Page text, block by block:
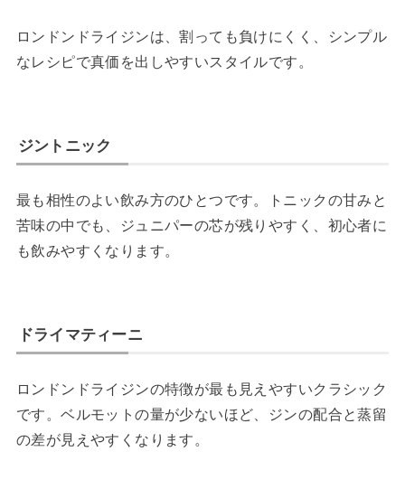
ロンドンドライジンは、割っても負けにくく、シンプル
なレシピで真価を出しやすいスタイルです。
ジントニック
最も相性のよい飲み方のひとつです。トニックの甘みと
苦味の中でも、ジュニパーの芯が残りやすく、初心者に
も飲みやすくなります。
ドライマティーニ
ロンドンドライジンの特徴が最も見えやすいクラシック
です。ベルモットの量が少ないほど、ジンの配合と蒸留
の差が見えやすくなります。